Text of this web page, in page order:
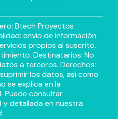
Btech Proyectos
envío de información
propios al suscrito.
Destinatarios: No
a terceros. Derechos:
los datos, así como
se explica en la
Puede consultar
y detallada en nuestra